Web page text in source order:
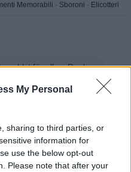
My Personal
sharing to third parties, or
information for
use the below opt-out
Please note that after your
Memorabili · Sboroni · Elicotteri
für alles. Danke.
1